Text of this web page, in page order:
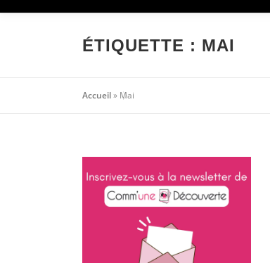
ÉTIQUETTE : MAI
Accueil» Mai